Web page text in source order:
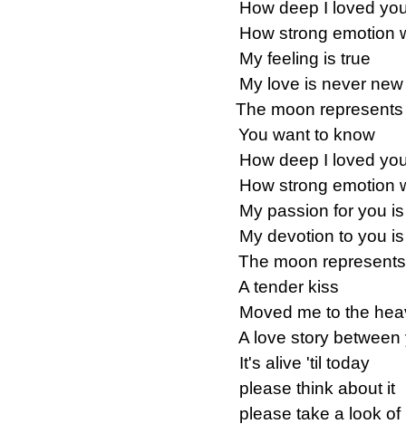
How deep I loved
How strong emotion
My feeling is true
My love is never new
The moon represents
You want to know
How deep I loved
How strong emotion
My passion for you is
My devotion to you is
The moon represents
A tender kiss
Moved me to the
A love story between
It's alive 'til today
please think about it
please take a look of